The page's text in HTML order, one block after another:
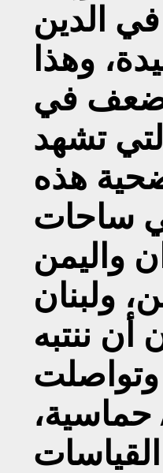
الدين
وهذا
ضعف في
تشهد
هذه
ساحات
واليمن
ولبنان
ننتبه
حماسية،